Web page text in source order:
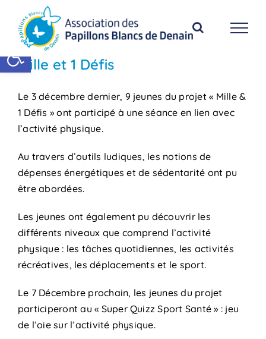
Ouvrir la barre d’outils
contenu
Mille et 1 Défis
Le 3 décembre dernier, 9 jeunes du projet « Mille &
1 Défis » ont participé à une séance en lien avec
l’activité physique.
Au travers d’outils ludiques, les notions de
dépenses énergétiques et de sédentarité ont pu
être abordées.
Les jeunes ont également pu découvrir les
différents niveaux que comprend l’activité
physique : les tâches quotidiennes, les activités
récréatives, les déplacements et le sport.
Le 7 Décembre prochain, les jeunes du projet
participeront au « Super Quizz Sport Santé » : jeu
de l’oie sur l’activité physique.